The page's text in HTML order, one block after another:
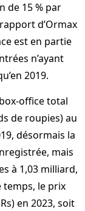
de 15 % par
d’Ormax
est en partie
n’ayant
2019.
office total
de roupies) au
désormais la
mais
à 1,03 milliard,
temps, le prix
en 2023, soit